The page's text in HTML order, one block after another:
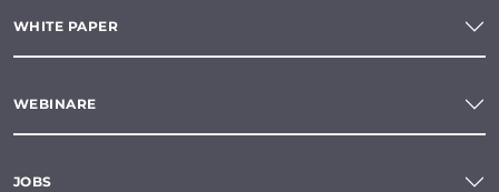
WHITE PAPER
WEBINARE
JOBS